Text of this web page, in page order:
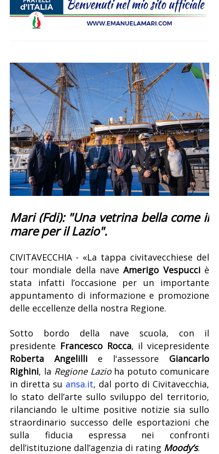
Mari (Fdi): "Una vetrina bella come il
mare per il Lazio".
CIVITAVECCHIA - «La tappa civitavecchiese del
tour mondiale della naveAmerigo Vespucciè
stata infatti l’occasione per un importante
appuntamento di informazione e promozione
delle eccellenze della nostra Regione.
Sotto bordo della nave scuola, con il
presidente Francesco Rocca, il vicepresidente
Roberta Angelilli e l'assessore Giancarlo
Righini, la Regione Lazioha potuto comunicare
in diretta su ansa.it, dal porto di Civitavecchia,
lo stato dell’arte sullo sviluppo del territorio,
rilanciando le ultime positive notizie sia sullo
straordinario successo delle esportazioni che
sulla fiducia espressa nei confronti
dell’istituzione dall’agenzia di rating Moody’s.